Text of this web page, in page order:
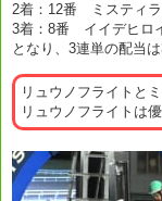
2着：12番 ミスティ
3着：8番 イイデヒロ
となり、3連単の配当は
リュウノフライトと
リュウノフライトは